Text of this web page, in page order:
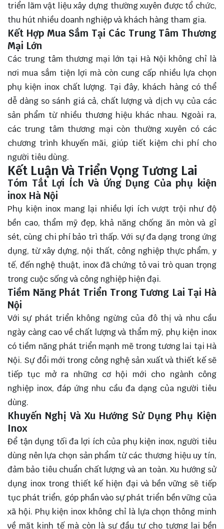
triển lãm vật liệu xây dựng thường xuyên được tổ chức,
thu hút nhiều doanh nghiệp và khách hàng tham gia.
Kết Hợp Mua Sắm Tại Các Trung Tâm Thương
Mại Lớn
Các trung tâm thương mại lớn tại Hà Nội không chỉ là
nơi mua sắm tiện lợi mà còn cung cấp nhiều lựa chọn
phụ kiện inox chất lượng. Tại đây, khách hàng có thể
dễ dàng so sánh giá cả, chất lượng và dịch vụ của các
sản phẩm từ nhiều thương hiệu khác nhau. Ngoài ra,
các trung tâm thương mại còn thường xuyên có các
chương trình khuyến mãi, giúp tiết kiệm chi phí cho
người tiêu dùng.
Kết Luận Và Triển Vọng Tương Lai
Tóm Tắt Lợi Ích Và Ứng Dụng Của phụ kiện
inox Hà Nội
Phụ kiện inox mang lại nhiều lợi íchvượt trội như độ
bền cao, thẩm mỹ đẹp, khả năng chống ăn mòn và gỉ
sét, cùng chi phí bảo trì thấp. Với sự đa dạng trong ứng
dụng, từ xây dựng, nội thất, công nghiệp thực phẩm, y
tế, đến nghệ thuật, inox đã chứng tỏ vai trò quan trọng
trong cuộc sống và công nghiệp hiện đại.
Tiềm Năng Phát Triển Trong Tương Lai Tại Hà
Nội
Với sự phát triển không ngừng của đô thị và nhu cầu
ngày càng cao về chất lượng và thẩm mỹ, phụ kiện inox
có tiềm năng phát triển mạnh mẽ trong tương lai tại Hà
Nội. Sự đổi mới trong công nghệ sản xuất và thiết kế sẽ
tiếp tục mở ra những cơ hội mới cho ngành công
nghiệp inox, đáp ứng nhu cầu đa dạng của người tiêu
dùng.
Khuyến Nghị Và Xu Hướng Sử Dụng Phụ Kiện
Inox
Để tận dụng tối đa lợi ích của phụ kiện inox, người tiêu
dùng nên lựa chọn sản phẩm từ các thương hiệu uy tín,
đảm bảo tiêu chuẩn chất lượng và an toàn. Xu hướng sử
dụng inox trong thiết kế hiện đại và bền vững sẽ tiếp
tục phát triển, góp phần vào sự phát triển bền vững của
xã hội. Phụ kiện inox không chỉ là lựa chọn thông minh
về mặt kinh tế mà còn là sự đầu tư cho tương lai bền